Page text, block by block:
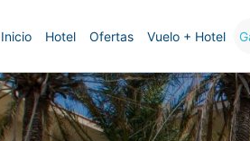
Inicio Hotel Ofertas Vuelo + Hotel